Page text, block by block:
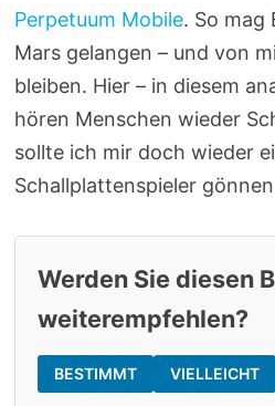
Perpetuum Mobile. So mag
Mars gelangen – und von
bleiben. Hier – in diesem
hören Menschen wieder
sollte ich mir doch wieder
Schallplattenspieler
Werden Sie diesen
weiterempfehlen?
BESTIMMT VIELLEICHT